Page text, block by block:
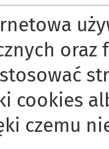
cookies
czemu